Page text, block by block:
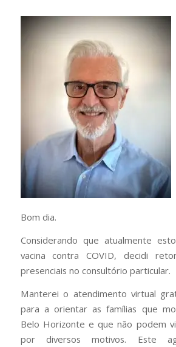
Bom dia.
Considerando que atualmente
vacina contra COVID, decidi
presenciais no consultório particular.
Manterei o atendimento virtual
para a orientar as famílias que
Belo Horizonte e que não podem
por diversos motivos. Este